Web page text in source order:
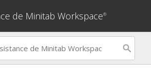
de Minitab Workspace®